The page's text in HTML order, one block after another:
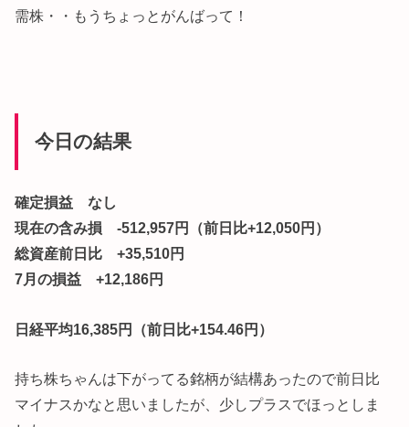
需株・・もうちょっとがんばって！
今日の結果
確定損益 なし
現在の含み損 -512,957円（前日比+12,050円）
総資産前日比 +35,510円
7月の損益 +12,186円
日経平均16,385円（前日比+154.46円）
持ち株ちゃんは下がってる銘柄が結構あったので前日比
マイナスかなと思いましたが、少しプラスでほっとしま